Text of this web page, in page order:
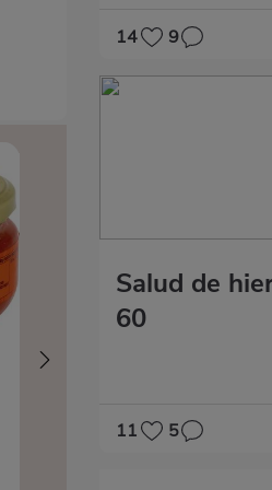
14 9
Salud de
60
11 5